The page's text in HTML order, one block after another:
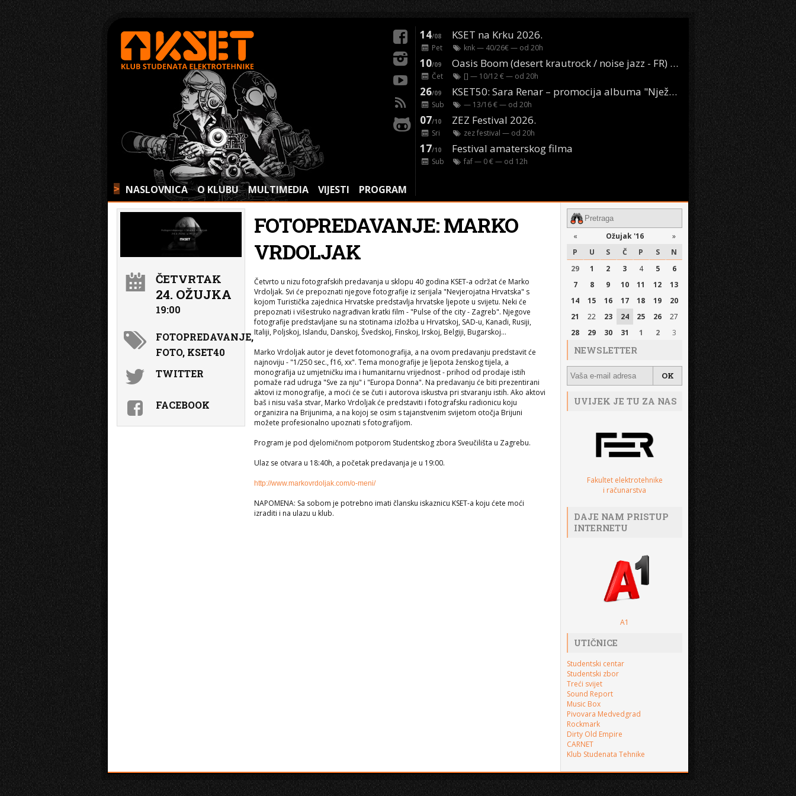
> NASLOVNICA O KLUBU MULTIMEDIA VIJESTI PROGRAM
14/08 KSET na Krku 2026.
Pet knk— 40/26€ — od 20h
10/09 Oasis Boom (desert krautrock / noise jazz - FR) @ KONTEJNER
Čet [] — 10/12 € — od 20h
26/09 KSET50: Sara Renar – promocija albuma "Nježne riječi" @ Močvara
Sub — 13/16 € — od 20h
07/10 ZEZ Festival 2026.
Sri zez festival — od 20h
17/10 Festival amaterskog filma
Sub faf— 0 € — od 12h
FOTOPREDAVANJE: MARKO
VRDOLJAK
Četvrto u nizu fotografskih predavanja u sklopu 40 godina KSET-a održat će Marko
Vrdoljak. Svi će prepoznati njegove fotografije iz serijala "Nevjerojatna Hrvatska" s
kojom Turistička zajednica Hrvatske predstavlja hrvatske ljepote u svijetu. Neki će
prepoznati i višestruko nagrađivan kratki film - "Pulse of the city - Zagreb". Njegove
fotografije predstavljane su na stotinama izložba u Hrvatskoj, SAD-u, Kanadi, Rusiji,
Italiji, Poljskoj, Islandu, Danskoj, Švedskoj, Finskoj, Irskoj, Belgiji, Bugarskoj...
Marko Vrdoljak autor je devet fotomonografija, a na ovom predavanju predstavit će
najnoviju - "1/250 sec., f16, xx". Tema monografije je ljepota ženskog tijela, a
monografija uz umjetničku ima i humanitarnu vrijednost - prihod od prodaje istih
pomaže rad udruga "Sve za nju" i "Europa Donna". Na predavanju će biti prezentirani
aktovi iz monografije, a moći će se čuti i autorova iskustva pri stvaranju istih. Ako aktovi
baš i nisu vaša stvar, Marko Vrdoljak će predstaviti i fotografsku radionicu koju
organizira na Brijunima, a na kojoj se osim s tajanstvenim svijetom otočja Brijuni
možete profesionalno upoznati s fotografijom.
Program je pod djelomičnom potporom Studentskog zbora Sveučilišta u Zagrebu.
Ulaz se otvara u 18:40h, a početak predavanja je u 19:00.
http://www.markovrdoljak.com/o-meni/
NAPOMENA: Sa sobom je potrebno imati člansku iskaznicu KSET-a koju ćete moći
izraditi i na ulazu u klub.
ČETVRTAK
24. OŽUJKA
19:00
FOTOPREDAVANJE,
FOTO, KSET40
TWITTER
FACEBOOK
« Ožujak '16
»
P
U S Č P S
N
29
1 2 3 4 5
6
7
8 9 10 11 12
13
14
15 16 17 18 19
20
21
22 23 24 25 26
27
28
29 30 31 1 2 3
NEWSLETTER
UVIJEK JE TU ZA NAS
Fakultet elektrotehnike
i računarstva
DAJE NAM PRISTUP
INTERNETU
A1
UTIČNICE
Studentski centar
Studentski zbor
Treći svijet
Sound Report
Music Box
Pivovara Medvedgrad
Rockmark
Dirty Old Empire
CARNET
Klub Studenata Tehnike